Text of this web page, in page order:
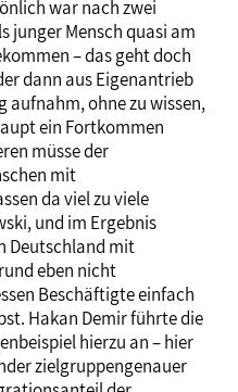
war nach zwei
junger Mensch quasi am
– das geht doch
dann aus Eigenantrieb
aufnahm, ohne zu wissen,
ein Fortkommen
müsse der
mit
da viel zu viele
und im Ergebnis
Deutschland mit
eben nicht
Beschäftigte einfach
Hakan Demir führte die
hierzu an – hier
zielgruppengenauer